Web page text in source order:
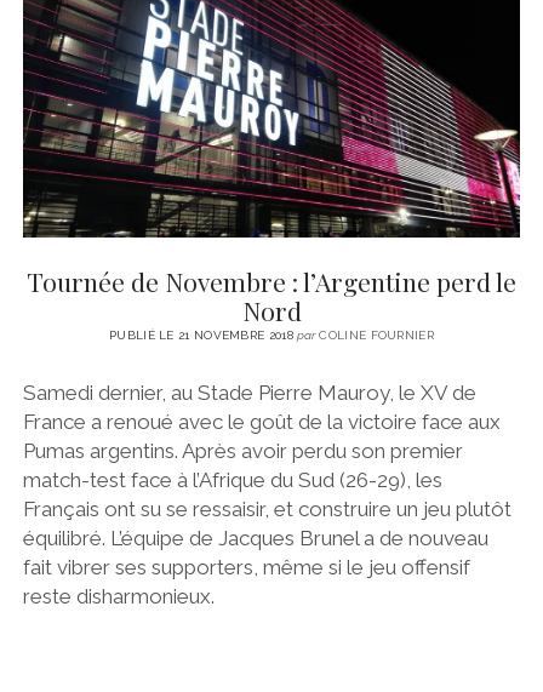
CINÉMA
LITTÉRATURE
ÉCONOMIE
SPORT
MÉDIAS
SANTÉ
instagram
emailemail-
form
Tournée de Novembre : l’Argentine perd le
Nord
PUBLIÉ LE 21 NOVEMBRE 2018parCOLINE FOURNIER
Samedi dernier, au Stade Pierre Mauroy, le XV de
France a renoué avec le goût de la victoire face aux
Pumas argentins. Après avoir perdu son premier
match-test face à l’Afrique du Sud (26-29), les
Français ont su se ressaisir, et construire un jeu plutôt
équilibré. L’équipe de Jacques Brunel a de nouveau
fait vibrer ses supporters, même si le jeu offensif
reste disharmonieux.